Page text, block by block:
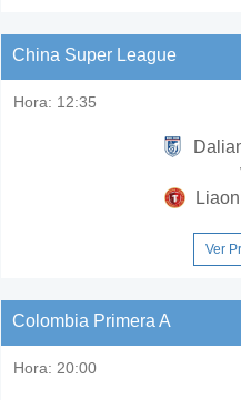
China Super League
Hora: 12:35
Ver
Colombia Primera A
Hora: 20:00